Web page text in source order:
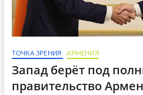
ТОЧКА ЗРЕНИЯ АРМЕНИЯ
Запад берёт под
правительство